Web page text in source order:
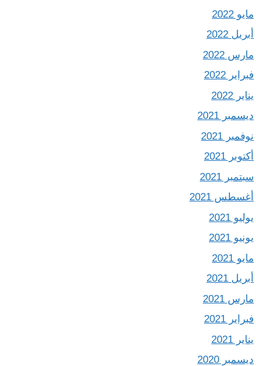
مايو 2022
أبريل 2022
مارس 2022
فبراير 2022
يناير 2022
ديسمبر 2021
نوفمبر 2021
أكتوبر 2021
سبتمبر 2021
أغسطس 2021
يوليو 2021
يونيو 2021
مايو 2021
أبريل 2021
مارس 2021
فبراير 2021
يناير 2021
ديسمبر 2020